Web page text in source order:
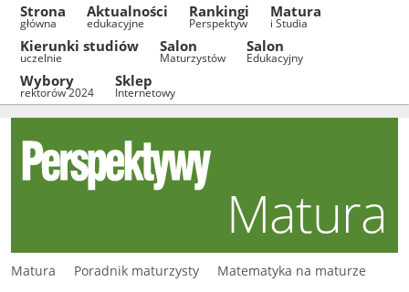
Strona
główna
Aktualności
edukacyjne
Rankingi
Perspektyw
Matura
i Studia
Kierunki studiów
uczelnie
Salon
Maturzystów
Salon
Edukacyjny
Wybory
rektorów 2024
Sklep
Internetowy
Matura
Matura Poradnik maturzysty
Matematyka na maturze